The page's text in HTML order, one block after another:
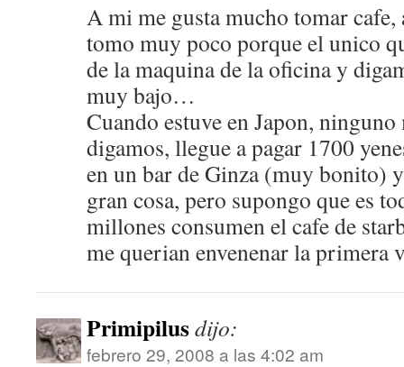
A mi me gusta mucho tomar
tomo muy poco porque el unico
de la maquina de la oficina y
muy bajo…
Cuando estuve en Japon,
digamos, llegue a pagar 1700
en un bar de Ginza (muy bonito)
gran cosa, pero supongo que es
millones consumen el cafe de
me querian envenenar la primera
Primipilusdijo:
febrero 29, 2008 a las 4:02 am